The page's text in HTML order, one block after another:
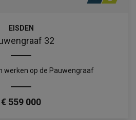
EISDEN
32
werken op de Pauwengraaf
€ 559 000